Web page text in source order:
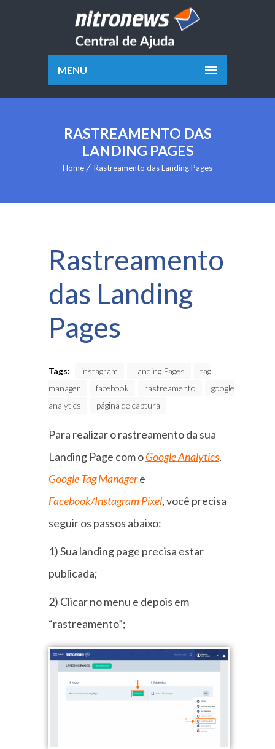
MENU
RASTREAMENTO DAS
LANDING PAGES
Home Rastreamento das Landing Pages
Rastreamento
das Landing
Pages
Tags: instagram Landing Pages
tag
manager
facebook rastreamento
google
analytics
página de captura
Para realizar o rastreamento da sua
Landing Page com oGoogle Analytics,
Google Tag Managere
Facebook/Instagram Pixel, você precisa
seguir os passos abaixo:
1) Sua landing page precisa estar
publicada;
2) Clicar no menu e depois em
“rastreamento”;